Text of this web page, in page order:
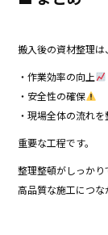
搬入後の資材整理は、
・作業効率の向上
・安全性の確保
・現場全体の流れを
重要な工程です。
整理整頓がしっかり
高品質な施工につ